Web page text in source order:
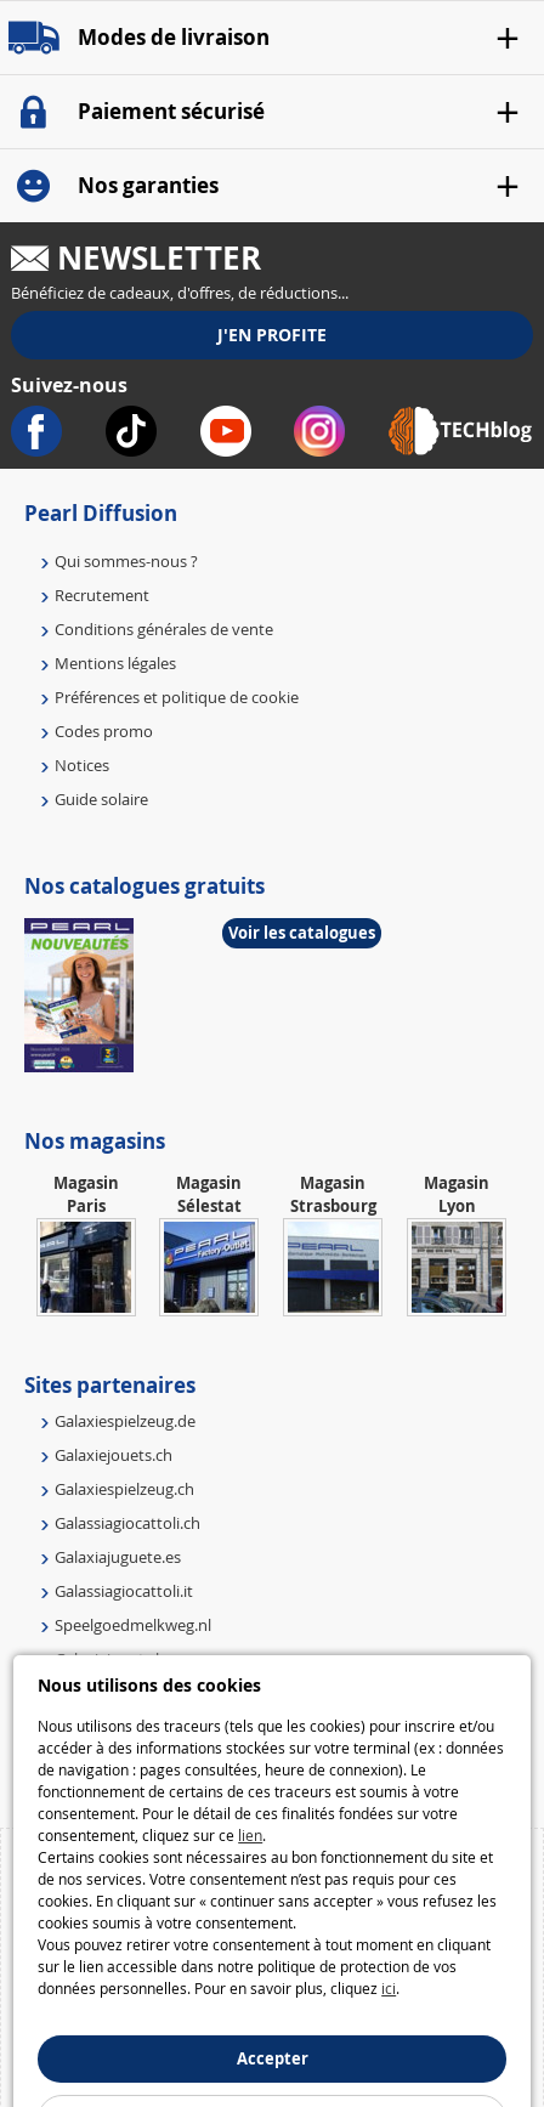
Nous utilisons des cookies
Nous utilisons des traceurs (tels que les cookies) pour inscrire et/ou
accéder à des informations stockées sur votre terminal (ex : données
de navigation : pages consultées, heure de connexion). Le
fonctionnement de certains de ces traceurs est soumis à votre
consentement. Pour le détail de ces finalités fondées sur votre
consentement, cliquez sur ce lien.
Certains cookies sont nécessaires au bon fonctionnement du site et
de nos services. Votre consentement n’est pas requis pour ces
cookies. En cliquant sur « continuer sans accepter » vous refusez les
cookies soumis à votre consentement.
Vous pouvez retirer votre consentement à tout moment en cliquant
sur le lien accessible dans notre politique de protection de vos
données personnelles. Pour en savoir plus, cliquez ici.
Accepter
Modes de livraison
Paiement sécurisé
Nos garanties
NEWSLETTER
Bénéficiez de cadeaux, d'offres, de réductions...
Suivez-nous
Pearl Diffusion
Qui sommes-nous ?
Recrutement
Conditions générales de vente
Mentions légales
Préférences et politique de cookie
Codes promo
Notices
Guide solaire
Nos catalogues gratuits
Voir les catalogues
Nos magasins
Magasin
Paris
Magasin
Sélestat
Magasin
Strasbourg
Magasin
Lyon
Sites partenaires
Galaxiespielzeug.de
Galaxiejouets.ch
Galaxiespielzeug.ch
Galassiagiocattoli.ch
Galaxiajuguete.es
Galassiagiocattoli.it
Speelgoedmelkweg.nl
Galaxiejouets.be
Galaxiespielzeug.be
Speelgoedmelkweg.be
Macway.com